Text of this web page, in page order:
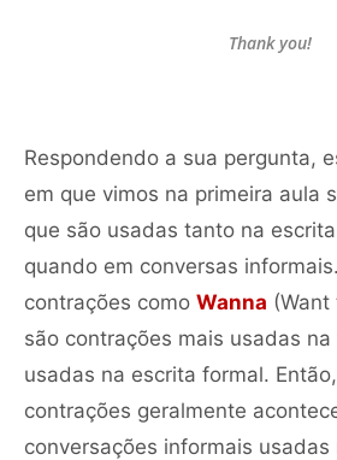
Thank you!
Respondendo a sua pergunta,
em que vimos na primeira aula
que são usadas tanto na
quando em conversas
contrações como Wanna (Want
são contrações mais usadas
usadas na escrita formal.
contrações geralmente
conversações informais